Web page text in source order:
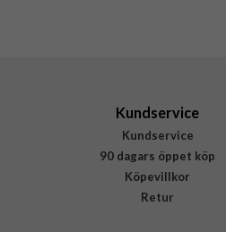
Kundservice
Kundservice
90 dagars öppet köp
Köpevillkor
Retur